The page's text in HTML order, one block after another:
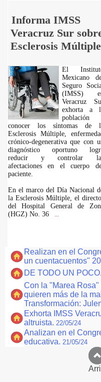
Informa IMSS
Veracruz Sur
Esclerosis
El
Mexicano
Seguro
(IMSS)
Veracruz
exhorta a
población
conocer los síntomas de
Esclerosis Múltiple,
crónico-degenerativa que con
diagnóstico oportuno
reducir y controlar
afectaciones en el cuerpo
paciente.
En el marco del Día Nacional
la Esclerosis Múltiple, el
del Hospital General de
(HGZ) No. 36
Realizan en el
un cuentacuentos"
DE TODO UN POCO.
Con la "Marea
quieren más de la
Transformación:
Exhorta IMSS
altruista. 22/05/24
Analizan en el
educativa. 21/05/24